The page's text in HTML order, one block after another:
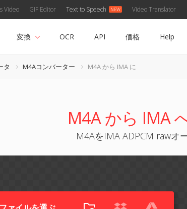
Video GIF Editor Text to Speech Video Translator
変換 OCR API 価格 Help
タ M4Aコンバーター M4A から IMA に
M4A から IMA
M4AをIMA ADPCM rawオ